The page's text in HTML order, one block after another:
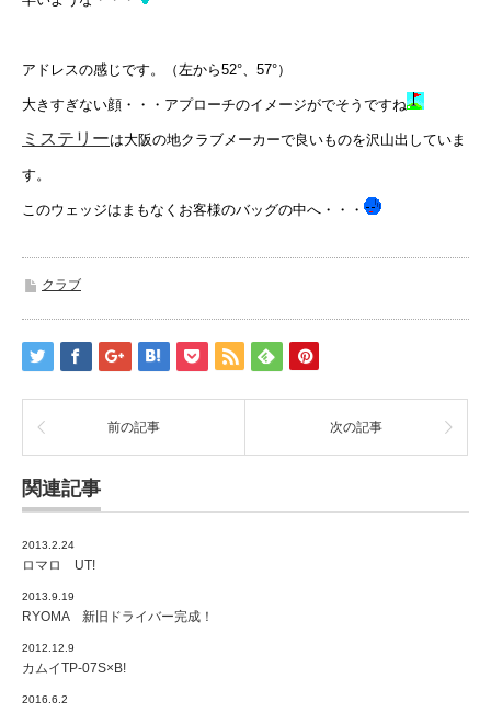
アドレスの感じです。（左から52°、57°）
大きすぎない顔・・・アプローチのイメージがでそうですね
ミステリーは大阪の地クラブメーカーで良いものを沢山出していま
す。
このウェッジはまもなくお客様のバッグの中へ・・・
クラブ
前の記事 次の記事
関連記事
2013.2.24
ロマロ UT!
2013.9.19
RYOMA 新旧ドライバー完成！
2012.12.9
カムイTP-07S×B!
2016.6.2